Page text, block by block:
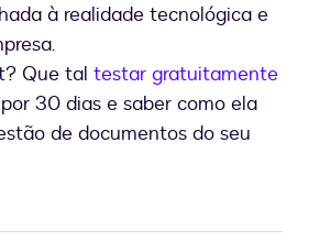
à realidade tecnológica e
Que tal testar gratuitamente
por 30 dias e saber como ela
de documentos do seu